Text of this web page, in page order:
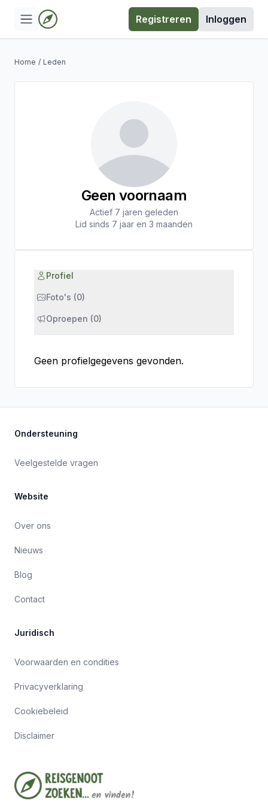
Registreren Inloggen
Home / Leden
Geen voornaam
Actief 7 jaren geleden
Lid sinds 7 jaar en 3 maanden
Profiel
Foto's (0)
Oproepen (0)
Geen profielgegevens gevonden.
Ondersteuning
Veelgestelde vragen
Website
Over ons
Nieuws
Blog
Contact
Juridisch
Voorwaarden en condities
Privacyverklaring
Cookiebeleid
Disclaimer